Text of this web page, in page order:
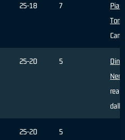
25-18 7
25-20 5
25-20 5